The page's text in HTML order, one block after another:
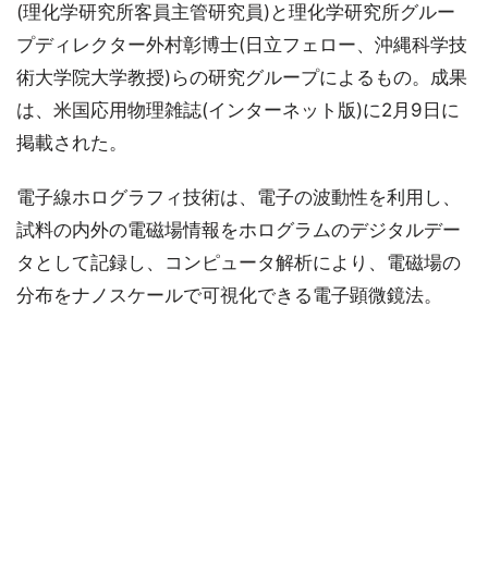
(理化学研究所客員主管研究員)と理化学研究所グルー
プディレクター外村彰博士(日立フェロー、沖縄科学技
術大学院大学教授)らの研究グループによるもの。成果
は、米国応用物理雑誌(インターネット版)に2月9日に
掲載された。
電子線ホログラフィ技術は、電子の波動性を利用し、
試料の内外の電磁場情報をホログラムのデジタルデー
タとして記録し、コンピュータ解析により、電磁場の
分布をナノスケールで可視化できる電子顕微鏡法。